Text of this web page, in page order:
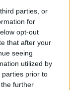
parties, or
for
opt-out
that after your
seeing
utilized by
parties prior to
further